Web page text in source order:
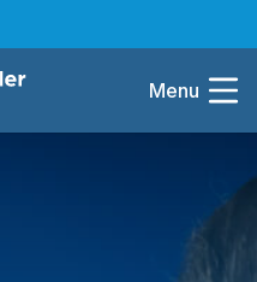
Menu